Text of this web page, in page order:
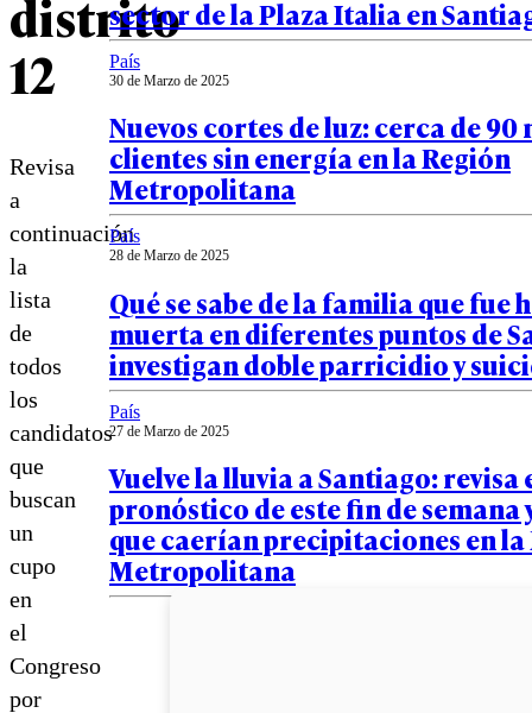
distrito
12
Revisa
a
continuación
la
lista
de
todos
los
candidatos
que
buscan
un
cupo
en
el
Congreso
por
sector de la Plaza Italia en
País
30 de Marzo de 2025
Nuevos cortes de luz: cerca de 90
clientes sin energía en la Región
Metropolitana
País
28 de Marzo de 2025
Qué se sabe de la familia que fue
muerta en diferentes puntos de
investigan doble parricidio y
País
27 de Marzo de 2025
Vuelve la lluvia a Santiago: revisa
pronóstico de este fin de semana
que caerían precipitaciones en la
Metropolitana